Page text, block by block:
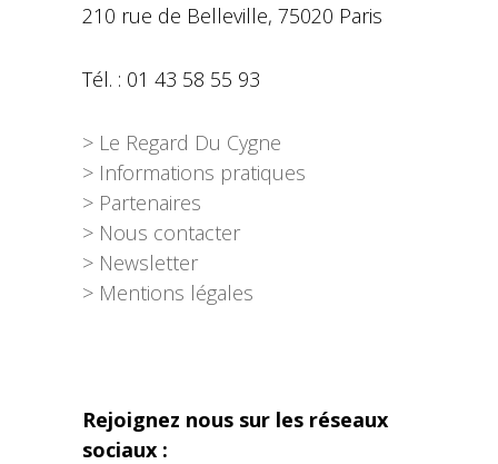
210 rue de Belleville, 75020 Paris
Tél. : 01 43 58 55 93
> Le Regard Du Cygne
> Informations pratiques
> Partenaires
> Nous contacter
> Newsletter
> Mentions légales
Rejoignez nous sur les réseaux
sociaux :